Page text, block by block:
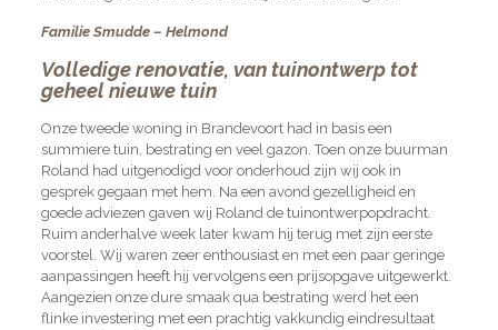
Familie Smudde – Helmond
Volledige renovatie, van tuinontwerp tot
geheel nieuwe tuin
Onze tweede woning in Brandevoort had in basis een
summiere tuin, bestrating en veel gazon. Toen onze buurman
Roland had uitgenodigd voor onderhoud zijn wij ook in
gesprek gegaan met hem. Na een avond gezelligheid en
goede adviezen gaven wij Roland de tuinontwerpopdracht.
Ruim anderhalve week later kwam hij terug met zijn eerste
voorstel. Wij waren zeer enthousiast en met een paar geringe
aanpassingen heeft hij vervolgens een prijsopgave uitgewerkt.
Aangezien onze dure smaak qua bestrating werd het een
flinke investering met een prachtig vakkundig eindresultaat